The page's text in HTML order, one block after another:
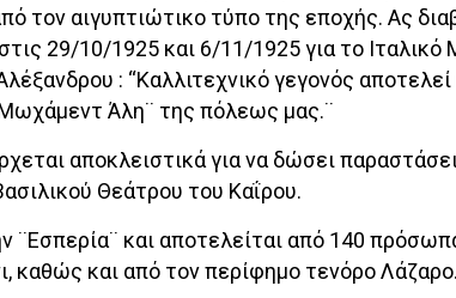
τον αιγυπτιώτικο τύπο της εποχής. Ας
29/10/1925 και 6/11/1925 για το
: “Καλλιτεχνικό γεγονός
Άλη¨ της πόλεως μας.¨
αποκλειστικά για να δώσει
Θεάτρου του Καΐρου.
¨Εσπερία¨ και αποτελείται από 140
καθώς και από τον περίφημο τενόρο Λάζαρο.